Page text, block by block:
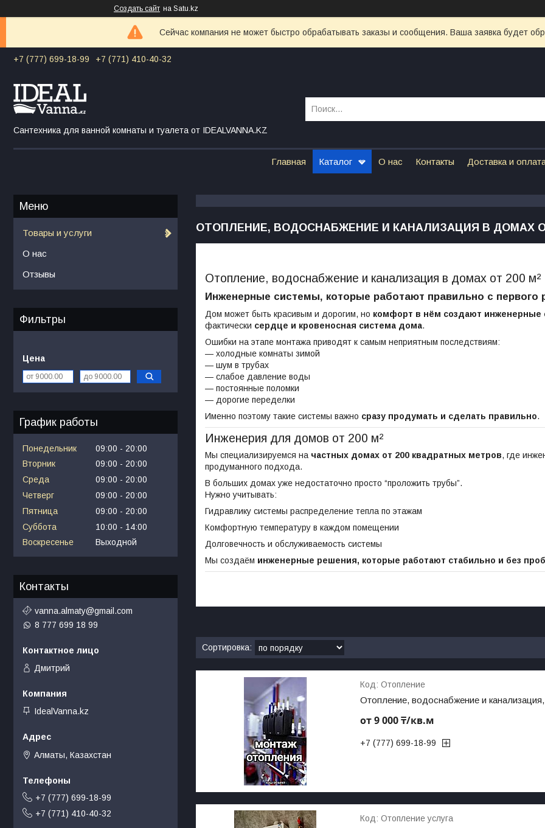
Создать сайт на Satu.kz
Сейчас компания не может быстро обрабатывать заказы и сообщения. Ваша заявка будет
+7 (777) 699-18-99 +7 (771) 410-40-32
Сантехника для ванной комнаты и туалета от IDEALVANNA.KZ
Главная Каталог О нас Контакты Доставка и
ОТОПЛЕНИЕ, ВОДОСНАБЖЕНИЕ И КАНАЛИЗАЦИЯ В ДОМАХ
Отопление, водоснабжение и канализация в домах от 200 м²
Инженерные системы, которые работают правильно с первого
Дом может быть красивым и дорогим, но комфорт в нём создают инженерные
фактически сердце и кровеносная система дома.
Ошибки на этапе монтажа приводят к самым неприятным последствиям:
— холодные комнаты зимой
— шум в трубах
— слабое давление воды
— постоянные поломки
— дорогие переделки
Именно поэтому такие системы важно сразу продумать и сделать правильно.
Инженерия для домов от 200 м²
Мы специализируемся на частных домах от 200 квадратных метров, где
продуманного подхода.
В больших домах уже недостаточно просто “проложить трубы”.
Нужно учитывать:
Гидравлику системы распределение тепла по этажам
Комфортную температуру в каждом помещении
Долговечность и обслуживаемость системы
Мы создаём инженерные решения, которые работают стабильно и без
Отопление
Отопление, водоснабжение и
от 9 000 ₸/кв.м
+7 (777) 699-18-99
Отопление услуга
Товары и услуги
О нас
Отзывы
Фильтры
Цена
График работы
Понедельник 09:00
20:00
Вторник
09:00
20:00
Среда
09:00
20:00
Четверг
09:00
20:00
Пятница
09:00
20:00
Суббота
10:00
14:00
Воскресенье
Выходной
Контакты
vanna.almaty@gmail.com
8 777 699 18 99
Дмитрий
IdealVanna.kz
Алматы, Казахстан
+7 (777) 699-18-99
+7 (771) 410-40-32